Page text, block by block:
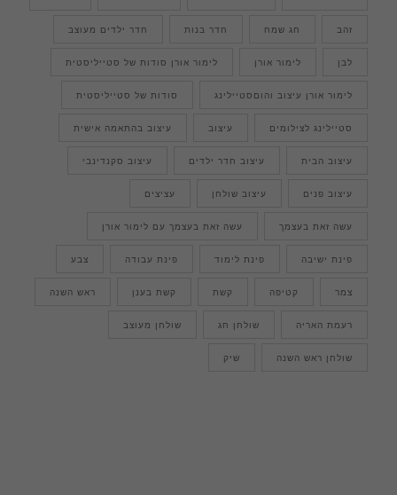
זהב חג שמח חדר בנות חדר ילדים מעוצב
לבן לימור אורן לימור אורן סודות של סטייליסטית
לימור אורן עיצוב והוםסטיילינג סודות של סטייליסטית
סטיילינג לצילומים עיצוב עיצוב בהתאמה אישית
עיצוב הבית עיצוב חדר ילדים עיצוב סקנדינבי
עיצוב פנים עיצוב שולחן עציצים
עשה זאת בעצמך עשה זאת בעצמך עם לימור אורן
פינת ישיבה פינת לימוד פינת עבודה צבע
צמר קטיפה קשת קשת בענן ראש השנה
רעמת האריה שולחן חג שולחן מעוצב
שולחן ראש השנה שיק